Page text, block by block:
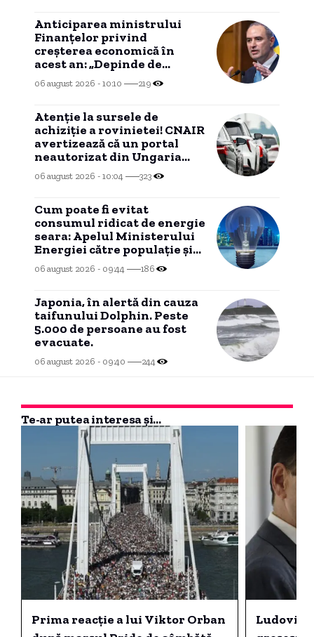
Anticiparea ministrului
Finanțelor privind
creșterea economică în
acest an: „Depinde de
evoluția în trimestrele III și
IV”
06 august 2026 - 10:10 219
Atenție la sursele de
achiziție a rovinietei! CNAIR
avertizează că un portal
neautorizat din Ungaria
percepe costuri
suplimentare.
06 august 2026 - 10:04 323
Cum poate fi evitat
consumul ridicat de energie
seara: Apelul Ministerului
Energiei către populație și
companii
06 august 2026 - 09:44 186
Japonia, în alertă din cauza
taifunului Dolphin. Peste
5.000 de persoane au fost
evacuate.
06 august 2026 - 09:40 244
Te-ar putea interesa și...
Prima reacție a lui Viktor Orban
Ludovic